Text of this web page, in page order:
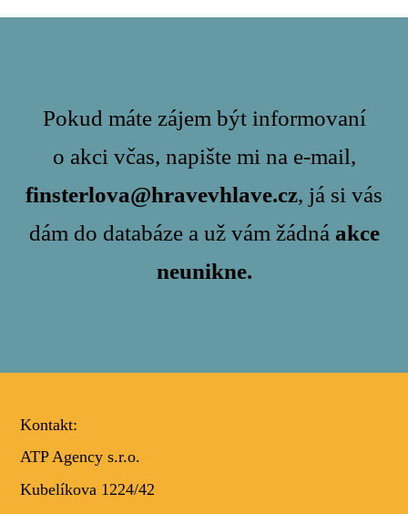
Pokud máte zájem být informovaní
o akci včas, napište mi na e-mail,
finsterlova@hravevhlave.cz, já si vás
dám do databáze a už vám žádná akce
neunikne.
Kontakt:
ATP Agency s.r.o.
Kubelíkova 1224/42